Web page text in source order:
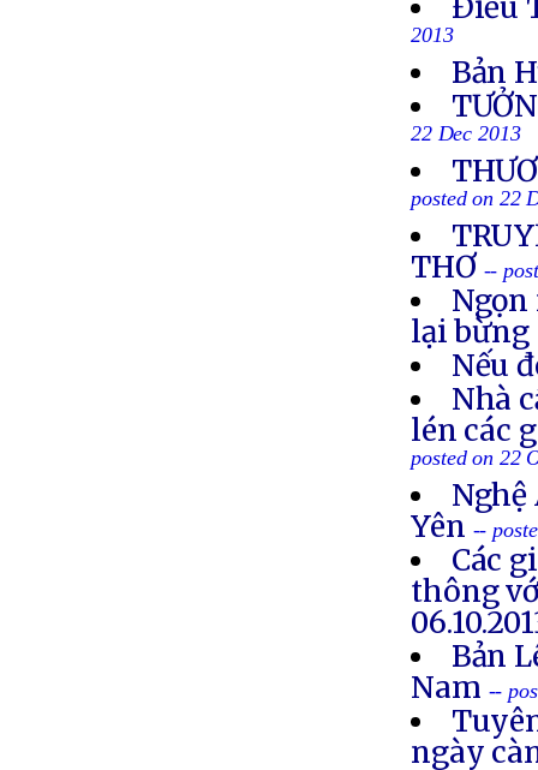
Ðiếu
2013
Bản
22 Dec 2013
posted on 22
THƠ --
lại bừng
Nếu
Nhà
lén các
posted on 22
Nghệ
Yên --
Các
thông
Bản
Nam --
ngày